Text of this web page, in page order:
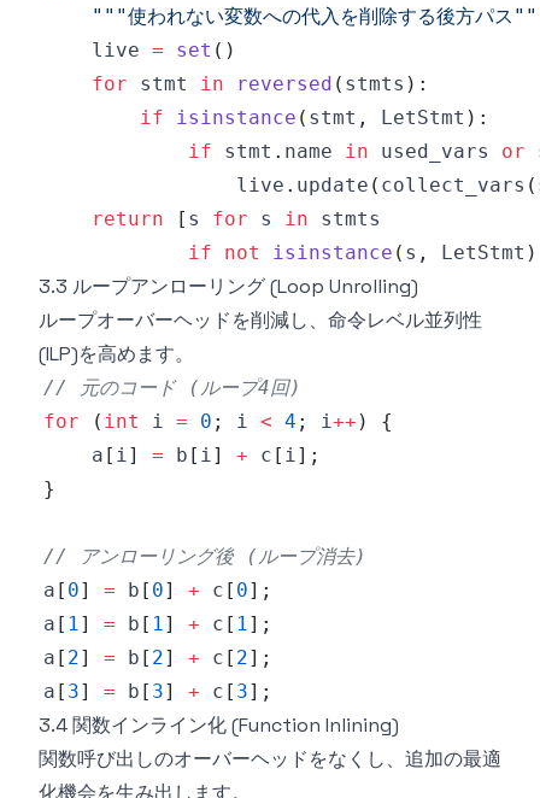
"""使われない変数への代入を削除する後方パス
    live
= set ( )
for stmt in reversed ( stmts ) :
if
isinstance ( stmt , LetStmt ) :
if stmt . name in used_vars or
                live
. update ( collect_vars (
return
[ s for s in
if
not isinstance ( s , LetStmt )
3.3 ループアンローリング (Loop Unrolling)
ループオーバーヘッドを削減し、命令レベル並列性
(ILP)を高めます。
// 元のコード (ループ4回)
for
( int i = 0 ; i < 4 ; i++ )
{
    a
[ i] = b [ i] + c [ i] ;
}
// アンローリング後 (ループ消去)
a [ 0] = b [ 0] + c [ 0] ;
a [ 1] = b [ 1] + c [ 1] ;
a [ 2] = b [ 2] + c [ 2] ;
a [ 3] = b [ 3] + c [ 3] ;
3.4 関数インライン化 (Function Inlining)
関数呼び出しのオーバーヘッドをなくし、追加の最適
化機会を生み出します。